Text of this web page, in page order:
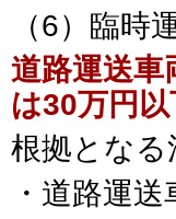
（6）臨時
道路運送車
は30万円
根拠となる
・道路運